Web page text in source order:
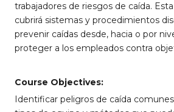
trabajadores de riesgos de caída.
cubrirá sistemas y procedimientos
prevenir caídas desde, hacia o por
proteger a los empleados contra
Course Objectives:
Identificar peligros de caída